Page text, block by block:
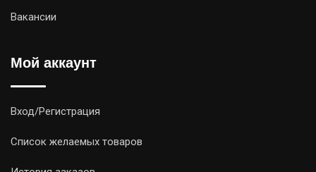
Вакансии
Мой аккаунт
Вход/Регистрация
Список желаемых товаров